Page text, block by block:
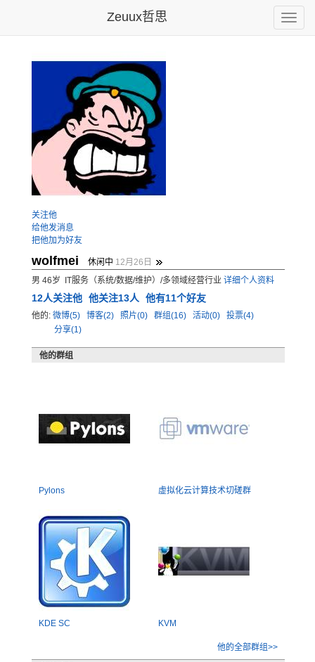
Toggle
Zeuux哲思
关注他
给他发消息
把他加为好友
wolfmei 休闲中 12月26日
男 46岁 IT服务（系统/数据/维护）/多领域经营行业 详细个人资料
12人关注他 他关注13人 他有11个好友
他的: 微博(5) 博客(2) 照片(0) 群组(16) 活动(0)
投票(4)
分享(1)
他的群组
Pylons 虚拟化云计算技术切磋群
KDE SC KVM
他的全部群组>>